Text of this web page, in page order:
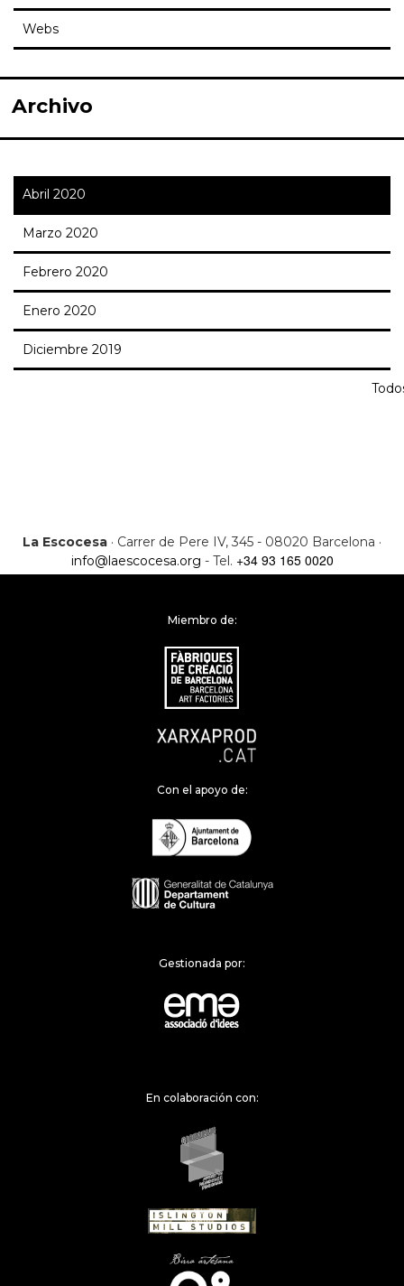
Webs
Archivo
Abril 2020
Marzo 2020
Febrero 2020
Enero 2020
Diciembre 2019
La Escocesa · Carrer de Pere IV, 345 - 08020 Barcelona ·
info@laescocesa.org - Tel. +34 93 165 0020
Miembro de:
Con el apoyo de:
Gestionada por:
En colaboración con: